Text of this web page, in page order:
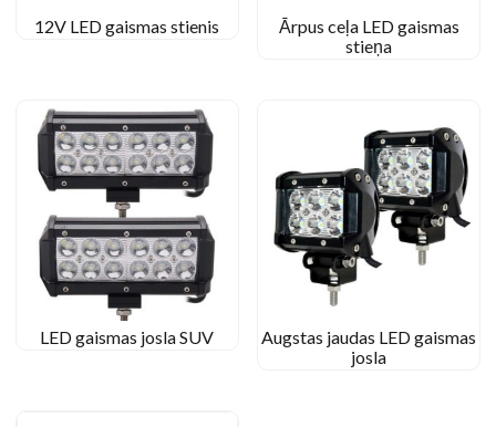
12V LED gaismas stienis
Ārpus ceļa LED gaismas
stieņa
LED gaismas josla SUV
Augstas jaudas LED gaismas
josla